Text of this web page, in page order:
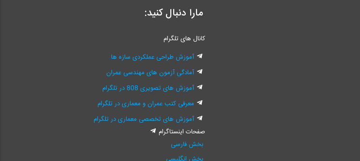
مارا دنبال کنید:
کانال های تلگرام
آموزش طراحی عملکردی سازه ها
آمادگی آزمون های مهندسی عمران
آموزش های تصویری 808 در تلگرام
معرفی کتب عمران و معماری در تلگرام
آموزش های تخصصی معماری در تلگرام
صفحات اینستاگرام
بخش فارسی